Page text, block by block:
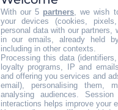
4,3
/ 5
( 10 Meinung
With our 5 partners, we wish
your devices (cookies,
personal data with our partners,
in our emails, already held
including in other contexts.
Processing this data
loyalty programs, IP and
and offering you services and
email), personalising them,
analysing audiences.
interactions helps improve your